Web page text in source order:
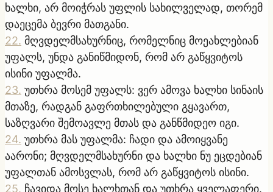
ხალხი, არ მოიჭრას უფლის სახილველად, თორემ
დაეცემა ბევრი მათგანი.
22. მღვდელმსახურნიც, რომელნიც მოეახლებიან
უფალს, უნდა განიწმიდონ, რომ არ გაწყვიტოს
ისინი უფალმა.
23. უთხრა მოსემ უფალს: ვერ ამოვა ხალხი სინაის
მთაზე, რადგან გაფრთხილებული გყავართ,
საზღვარი შემოავლე მთას და განწმიდეო იგი.
24. უთხრა მას უფალმა: ჩადი და ამოიყვანე
აარონი; მღვდელმსახურნი და ხალხი ნუ ეცდებიან
უფალთან ამოსვლას, რომ არ გაწყვიტოს ისინი.
25. ჩავიდა მოსე ხალხთან და უთხრა ყველაფერი.